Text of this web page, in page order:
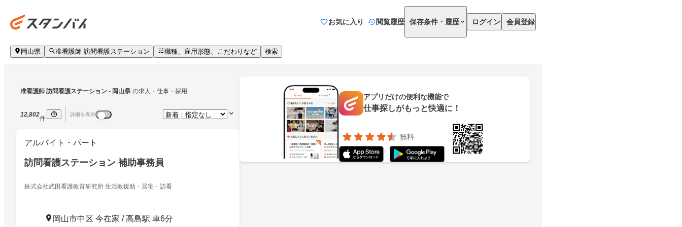
お気に入り 閲覧履歴 保存条件・履歴 ログイン 会員登録
岡山県 准看護師 訪問看護ステーション 職種、雇用形態、こだわりなど 検索
准看護師 訪問看護ステーション - 岡山県 の求人・仕事・採用
12,802
件
詳細を表示
アルバイト・パート
訪問看護ステーション 補助事務員
株式会社武田看護教育研究所 生活教援助・居宅・訪看
岡山市中区 今在家 / 高島駅 車6分
アプリだけの便利な機能で
仕事探しがもっと快適に！
無料